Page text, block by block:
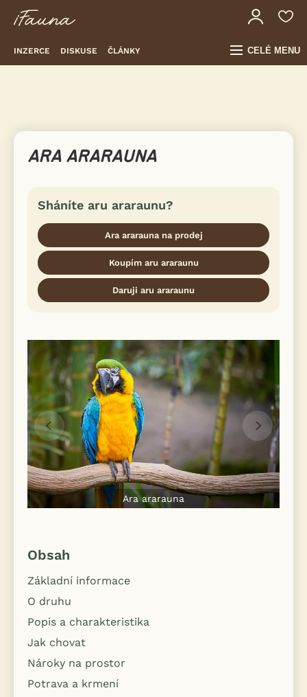
INZERCE DISKUSE ČLÁNKY CELÉ MENU
ARA ARARAUNA
Sháníte aru araraunu?
Ara ararauna na prodej
Koupím aru araraunu
Daruji aru araraunu
Ara ararauna
Obsah
Základní informace
O druhu
Popis a charakteristika
Jak chovat
Nároky na prostor
Potrava a krmení